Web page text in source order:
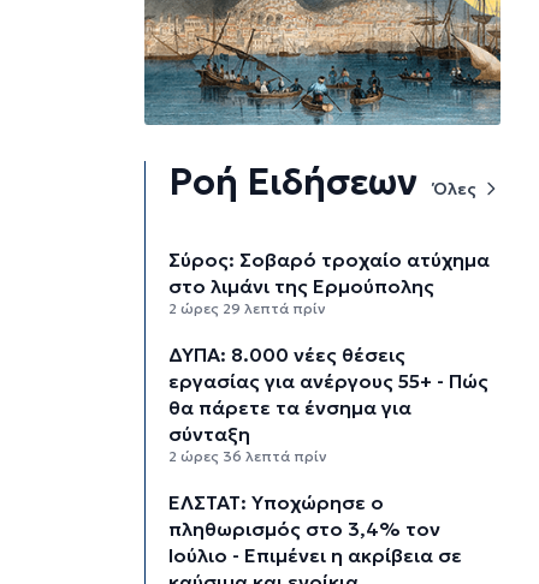
Ροή Ειδήσεων Όλες
Σύρος: Σοβαρό τροχαίο ατύχημα
στο λιμάνι της Ερμούπολης
2 ώρες 29 λεπτά πρίν
ΔΥΠΑ: 8.000 νέες θέσεις
εργασίας για ανέργους 55+ - Πώς
θα πάρετε τα ένσημα για
σύνταξη
2 ώρες 36 λεπτά πρίν
ΕΛΣΤΑΤ: Υποχώρησε ο
πληθωρισμός στο 3,4% τον
Ιούλιο - Επιμένει η ακρίβεια σε